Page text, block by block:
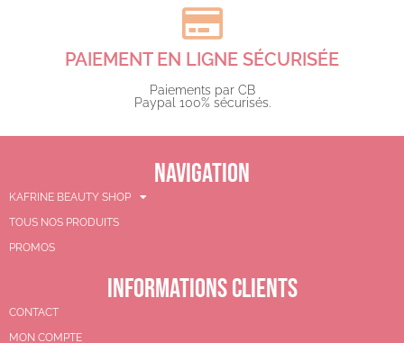
PAIEMENT EN LIGNE SÉCURISÉE
Paiements par CB
Paypal 100% sécurisés.​
NAVIGATION
KAFRINE BEAUTY SHOP
TOUS NOS PRODUITS
PROMOS
INFORMATIONS CLIENTS
CONTACT
MON COMPTE